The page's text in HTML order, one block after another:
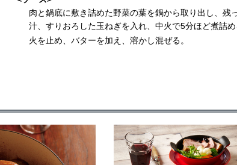
肉と鍋底に敷き詰めた野菜の葉を鍋から取り出し、残
汁、すりおろした玉ねぎを入れ、中火で5分ほど煮詰め
火を止め、バターを加え、溶かし混ぜる。